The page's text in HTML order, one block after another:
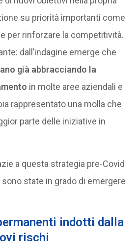
su priorità importanti come
per rinforzare la competitività.
dall’indagine emerge che
già abbracciando la
in molte aree aziendali e
rappresentato una molla che
parte delle iniziative in
a questa strategia pre-Covid
state in grado di emergere
indotti dalla
rischi